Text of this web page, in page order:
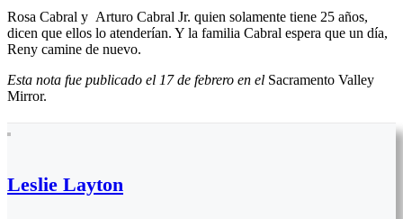
Rosa Cabral y Arturo Cabral Jr. quien solamente tiene 25 años,
dicen que ellos lo atenderían. Y la familia Cabral espera que un día,
Reny camine de nuevo.
Esta nota fue publicado el 17 de febrero en el Sacramento Valley
Mirror.
Leslie Layton